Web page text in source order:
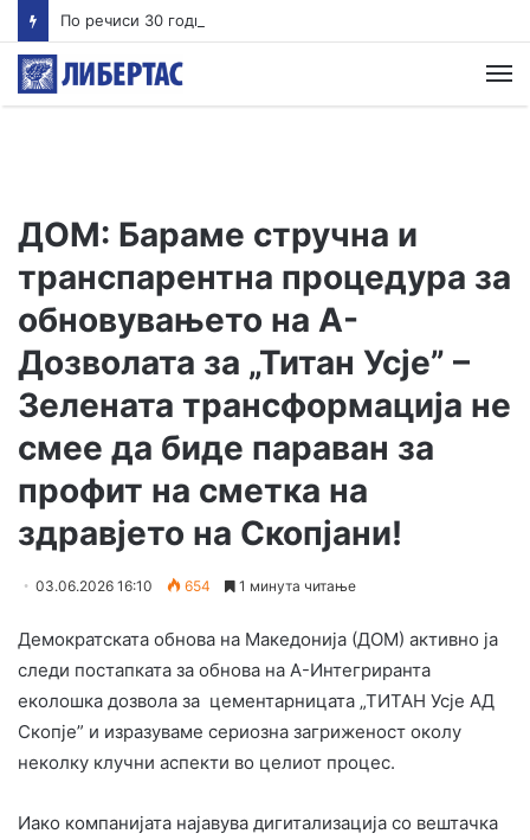
ДОМ: Бараме стручна и
транспарентна процедура за
обновувањето на А-
Дозволата за „Титан Усје” –
Зелената трансформација не
смее да биде параван за
профит на сметка на
здравјето на Скопјани!
03.06.2026 16:10 654 1 минута читање
Демократската обнова на Македонија (ДОМ) активно ја
следи постапката за обнова на А-Интегриранта
еколошка дозвола за цементарницата „ТИТАН Усје АД
Скопје” и изразуваме сериозна загриженост околу
неколку клучни аспекти во целиот процес.
Иако компанијата најавува дигитализација со вештачка